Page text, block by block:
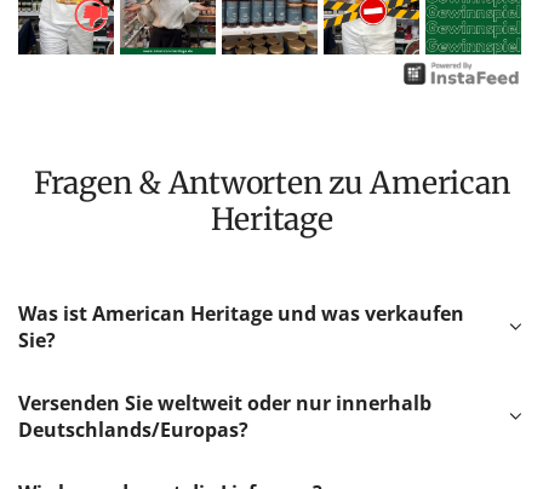
Fragen & Antworten zu American
Heritage
Was ist American Heritage und was verkaufen
Sie?
Versenden Sie weltweit oder nur innerhalb
Deutschlands/Europas?